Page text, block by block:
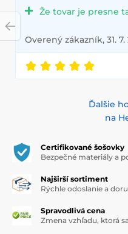
Že tovar je presne
Overený zákazník, 31. 7.
Ďalšie
na
Certifikované šošovky
Bezpečné materiály a
Najširší sortiment
Rýchle odoslanie a
Spravodlivá cena
Zmena vzhľadu, ktorá